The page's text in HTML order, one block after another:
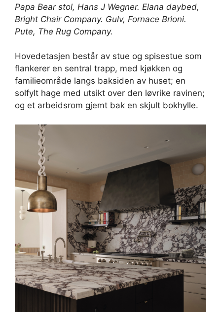
Papa Bear stol, Hans J Wegner. Elana daybed,
Bright Chair Company. Gulv, Fornace Brioni.
Pute, The Rug Company.
Hovedetasjen består av stue og spisestue som
flankerer en sentral trapp, med kjøkken og
familieområde langs baksiden av huset; en
solfylt hage med utsikt over den løvrike ravinen;
og et arbeidsrom gjemt bak en skjult bokhylle.